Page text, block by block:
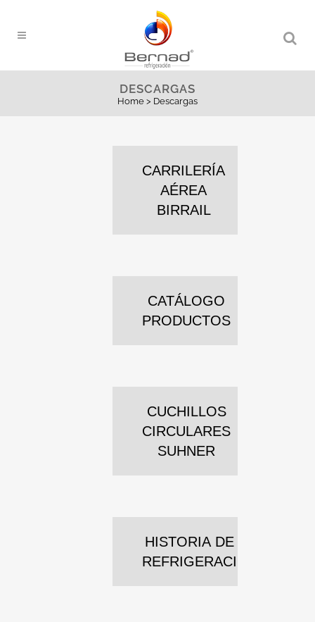
DESCARGAS
Home > Descargas
CARRILERÍA
AÉREA
BIRRAIL
CATÁLOGO
PRODUCTOS
CUCHILLOS
CIRCULARES
SUHNER
HISTORIA DE LA
REFRIGERACIÓN